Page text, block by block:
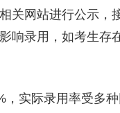
关网站进行公示，
响录用，如考生
实际录用率受多